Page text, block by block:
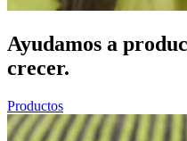
Ayudamos a
crecer.
Productos